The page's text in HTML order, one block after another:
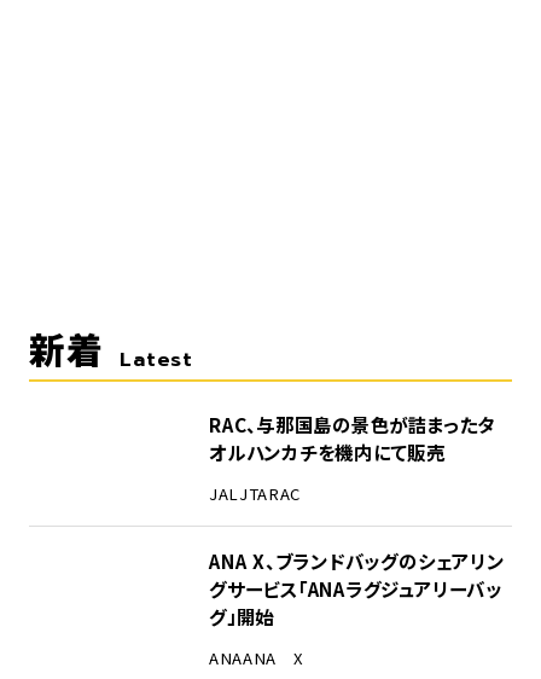
新着 Latest
RAC、与那国島の景色が詰まったタ
オルハンカチを機内にて販売
JAL JTARAC
ANA X、ブランドバッグのシェアリン
グサービス「ANAラグジュアリーバッ
グ」開始
ANAANA X